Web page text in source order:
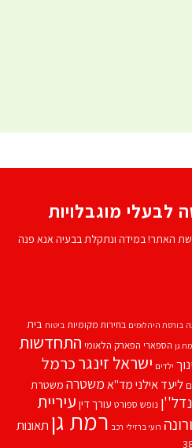
לבעלי מוגבלויות
האתר! במידה ונתקלת בבעיה אנא פנה
בורסת היהלומים בחירות מקומיות ביטוח בית
גן הספארי הפארק הלאומי התחדשות
ילדים ישראל זינגרכרמל
ליעד אילנימד''אמשטרה משטרת
נדל''ן נופש ספורט עורך דין עיריית
רועי ברזילי רכב רמת גן תאונות